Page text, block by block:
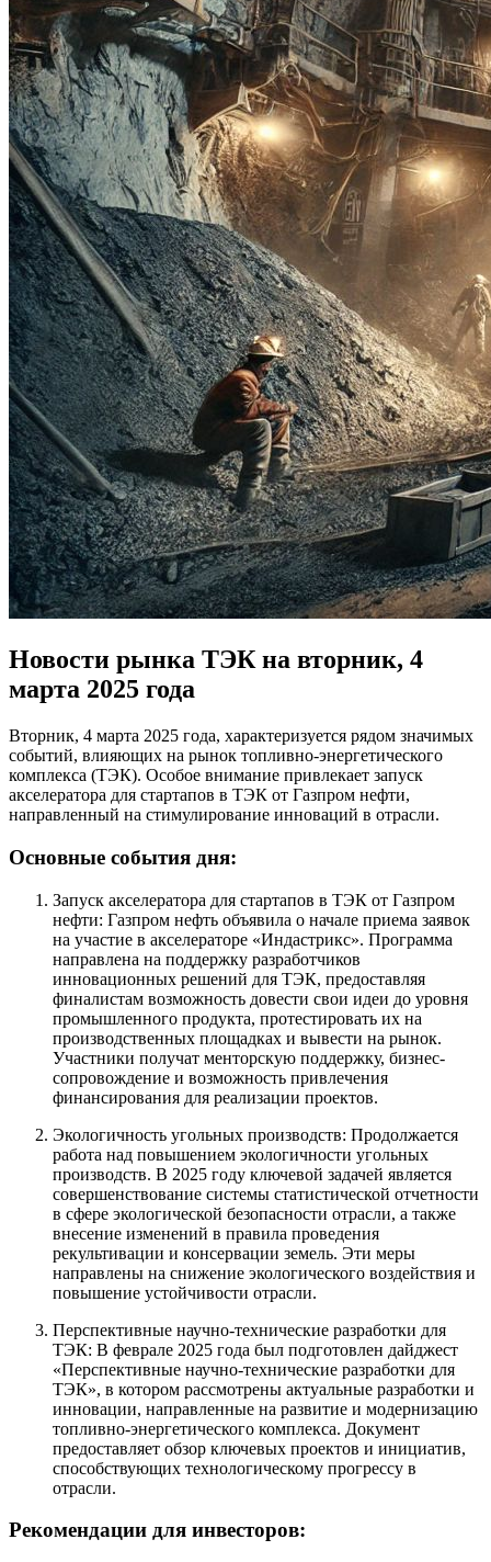
Новости рынка ТЭК на вторник, 4
марта 2025 года
Вторник, 4 марта 2025 года, характеризуется рядом значимых
событий, влияющих на рынок топливно-энергетического
комплекса (ТЭК). Особое внимание привлекает запуск
акселератора для стартапов в ТЭК от Газпром нефти,
направленный на стимулирование инноваций в отрасли.
Основные события дня:
Запуск акселератора для стартапов в ТЭК от Газпром
нефти: Газпром нефть объявила о начале приема заявок
на участие в акселераторе «Индастрикс». Программа
направлена на поддержку разработчиков
инновационных решений для ТЭК, предоставляя
финалистам возможность довести свои идеи до уровня
промышленного продукта, протестировать их на
производственных площадках и вывести на рынок.
Участники получат менторскую поддержку, бизнес-
сопровождение и возможность привлечения
финансирования для реализации проектов.
Экологичность угольных производств: Продолжается
работа над повышением экологичности угольных
производств. В 2025 году ключевой задачей является
совершенствование системы статистической отчетности
в сфере экологической безопасности отрасли, а также
внесение изменений в правила проведения
рекультивации и консервации земель. Эти меры
направлены на снижение экологического воздействия и
повышение устойчивости отрасли.
Перспективные научно-технические разработки для
ТЭК: В феврале 2025 года был подготовлен дайджест
«Перспективные научно-технические разработки для
ТЭК», в котором рассмотрены актуальные разработки и
инновации, направленные на развитие и модернизацию
топливно-энергетического комплекса. Документ
предоставляет обзор ключевых проектов и инициатив,
способствующих технологическому прогрессу в
отрасли.
Рекомендации для инвесторов: